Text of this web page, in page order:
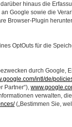
hinaus die
Google sowie die
Browser-Plugin
OptOuts für die
durch Google,
intl/de/
Partner“),
verwalten,
(„Bestimmen Sie,